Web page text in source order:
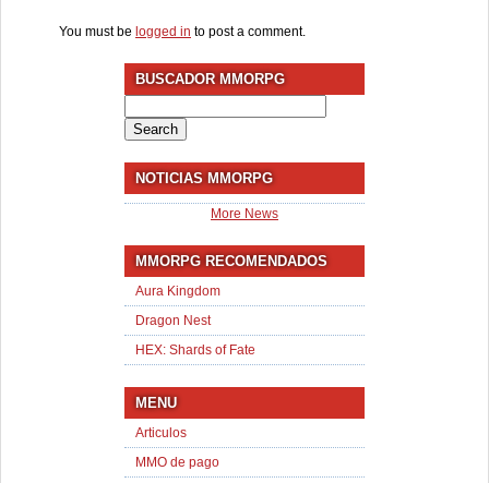
You must be logged in to post a comment.
BUSCADOR MMORPG
for:
NOTICIAS MMORPG
More News
MMORPG RECOMENDADOS
Aura Kingdom
Dragon Nest
HEX: Shards of Fate
MENU
Articulos
MMO de pago